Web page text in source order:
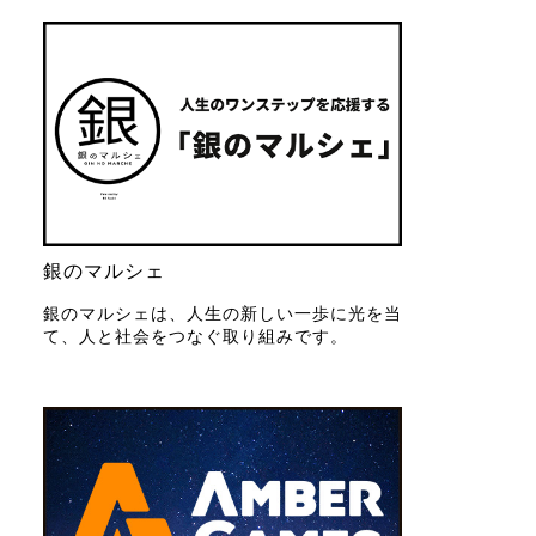
銀のマルシェ
銀のマルシェは、人生の新しい一歩に光を当
て、人と社会をつなぐ取り組みです。